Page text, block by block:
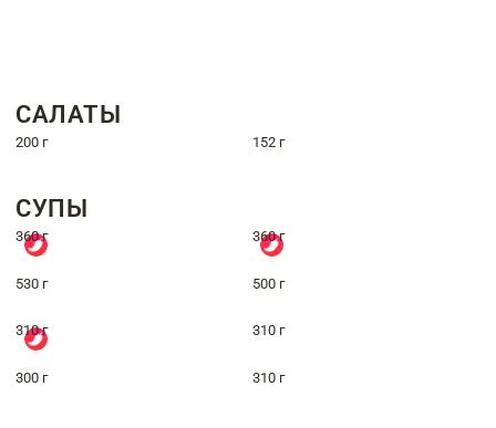
САЛАТЫ
200 г 152 г
СУПЫ
360 г 360 г
530 г 500 г
310 г 310 г
300 г 310 г